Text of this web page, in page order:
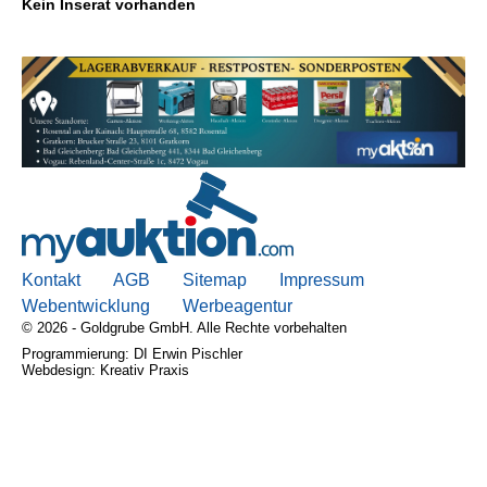
AGB, Nutzungsbedingungen
Impressum
Kein Inserat vorhanden
Kontakt AGB Sitemap
Impressum
Webentwicklung
Werbeagentur
© 2026 - Goldgrube GmbH. Alle Rechte vorbehalten
Programmierung: DI Erwin Pischler
Webdesign: Kreativ Praxis